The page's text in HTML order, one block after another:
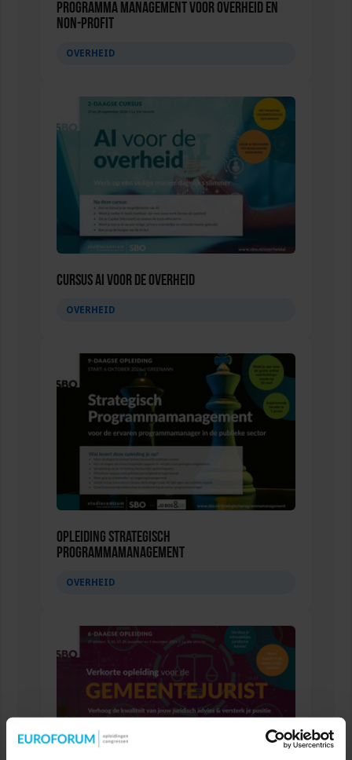
Programma Management voor overheid en
non-profit
OVERHEID
Cursus AI voor de overheid
OVERHEID
Opleiding Strategisch
Programmamanagement
OVERHEID